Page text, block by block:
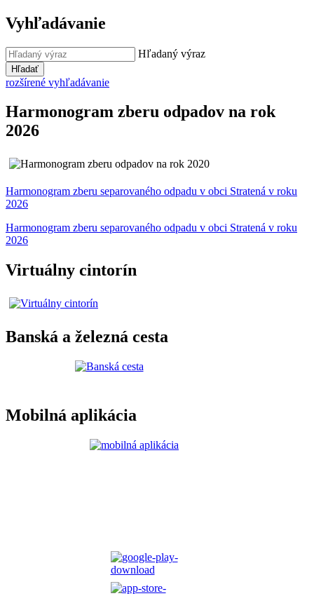
Vyhľadávanie
Hľadaný výraz
Hľadať
rozšírené vyhľadávanie
Harmonogram zberu odpadov na rok
2026
Harmonogram zberu separovaného odpadu v obci Stratená v roku
2026
Harmonogram zberu separovaného odpadu v obci Stratená v roku
2026
Virtuálny cintorín
Banská a železná cesta
Mobilná aplikácia